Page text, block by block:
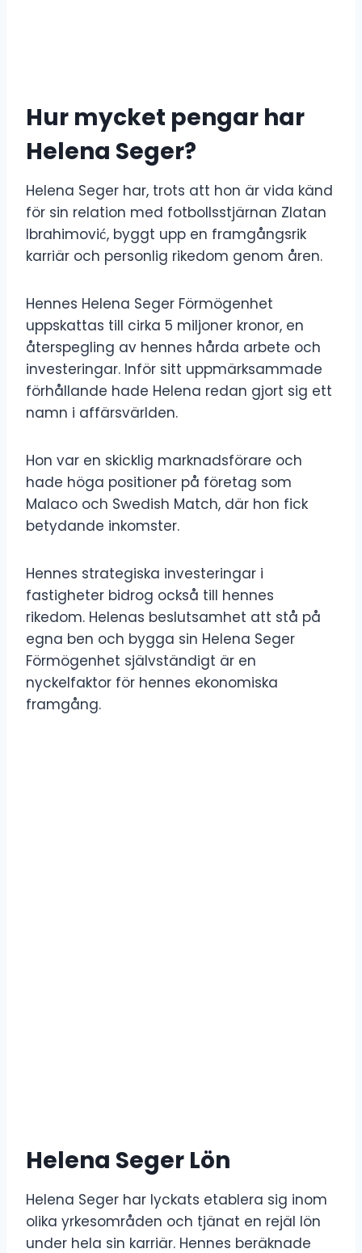
Hur mycket pengar har
Helena Seger?
Helena Seger har, trots att hon är vida känd
för sin relation med fotbollsstjärnan Zlatan
Ibrahimović, byggt upp en framgångsrik
karriär och personlig rikedom genom åren.
Hennes Helena Seger Förmögenhet
uppskattas till cirka 5 miljoner kronor, en
återspegling av hennes hårda arbete och
investeringar. Inför sitt uppmärksammade
förhållande hade Helena redan gjort sig ett
namn i affärsvärlden.
Hon var en skicklig marknadsförare och
hade höga positioner på företag som
Malaco och Swedish Match, där hon fick
betydande inkomster.
Hennes strategiska investeringar i
fastigheter bidrog också till hennes
rikedom. Helenas beslutsamhet att stå på
egna ben och bygga sin Helena Seger
Förmögenhet självständigt är en
nyckelfaktor för hennes ekonomiska
framgång.
Helena Seger Lön
Helena Seger har lyckats etablera sig inom
olika yrkesområden och tjänat en rejäl lön
under hela sin karriär. Hennes beräknade